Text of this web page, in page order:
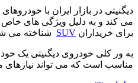
دیگنیتی در بازار ایران با
می کند و به دلیل ویژگی های خاص
برای خریداران SUV شناخته می
به ور کلی خودروی دیگنیتی یک
مناسب است که می تواند نیازهای